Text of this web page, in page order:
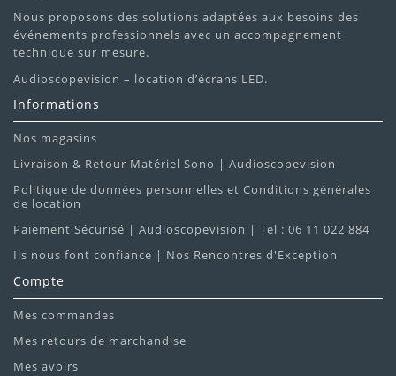
Nous proposons des solutions adaptées aux besoins des
événements professionnels avec un accompagnement
technique sur mesure.
Audioscopevision – location d’écrans LED.
Informations
Nos magasins
Livraison & Retour Matériel Sono | Audioscopevision
Politique de données personnelles et Conditions générales
de location
Paiement Sécurisé | Audioscopevision | Tel : 06 11 022 884
Ils nous font confiance | Nos Rencontres d'Exception
Compte
Mes commandes
Mes retours de marchandise
Mes avoirs